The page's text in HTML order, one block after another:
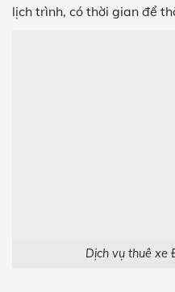
lịch trình, có thời gian để
Dịch vụ thuê xe